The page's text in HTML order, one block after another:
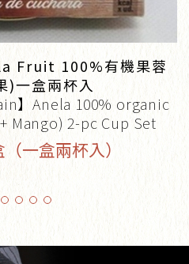
Fruit 100%有機果蓉
)一盒兩杯入
】Anela 100% organic
Mango) 2-pc Cup Set
一盒兩杯入）